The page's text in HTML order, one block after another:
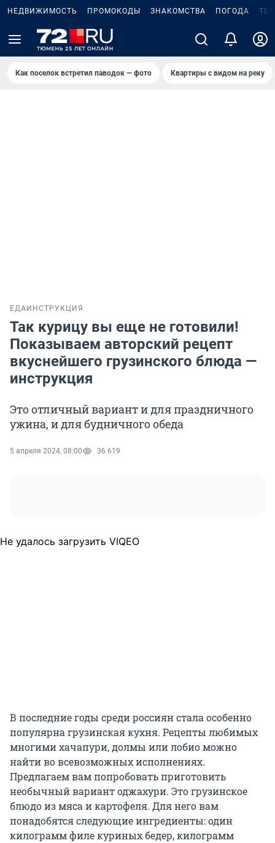
НЕДВИЖИМОСТЬ ПРОМОКОДЫ ЗНАКОМСТВА ПОГОДА
Как поселок встретил паводок — фото Квартиры с видом на реку
ЕДА ИНСТРУКЦИЯ
Так курицу вы еще не готовили!
Показываем авторский рецепт
вкуснейшего грузинского блюда —
инструкция
Это отличный вариант и для праздничного
ужина, и для будничного обеда
5 апреля 2024, 08:00 36 619
Не удалось загрузить VIQEO
В последние годы среди россиян стала особенно
популярна грузинская кухня. Рецепты любимых
многими хачапури, долмы или лобио можно
найти во всевозможных исполнениях.
Предлагаем вам попробовать приготовить
необычный вариант оджахури. Это грузинское
блюдо из мяса и картофеля. Для него вам
понадобятся следующие ингредиенты: один
килограмм филе куриных бедер, килограмм